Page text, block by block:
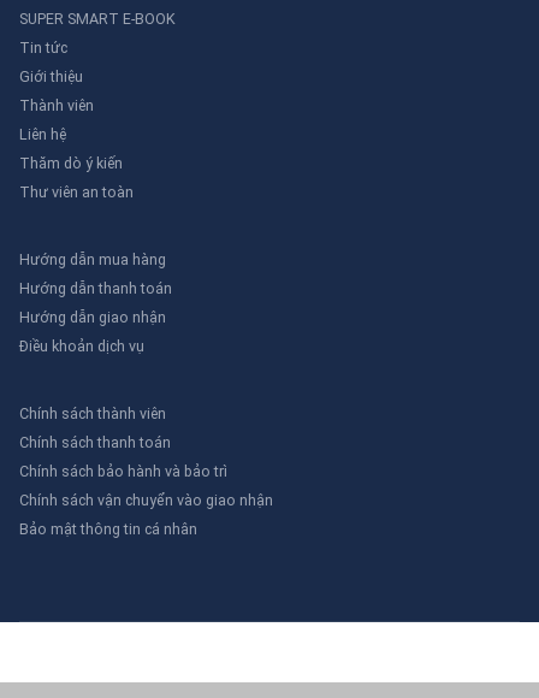
SUPER SMART E-BOOK
Tin tức
Giới thiệu
Thành viên
Liên hệ
Thăm dò ý kiến
Thư viên an toàn
Hướng dẫn mua hàng
Hướng dẫn thanh toán
Hướng dẫn giao nhận
Điều khoản dịch vụ
Chính sách thành viên
Chính sách thanh toán
Chính sách bảo hành và bảo trì
Chính sách vận chuyển vào giao nhận
Bảo mật thông tin cá nhân